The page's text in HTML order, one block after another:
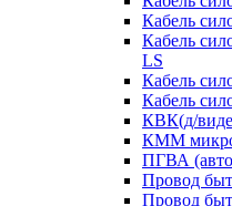
Кабель
Кабель
LS
Кабель
Кабель
КВК(д/
КММ
ПГВА
Провод
Провод